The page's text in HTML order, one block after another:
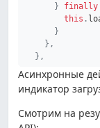
} finally
this .
}
} ,
} ,
Асинхронные
индикатор
Смотрим на